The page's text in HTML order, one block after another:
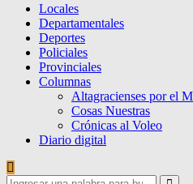
Locales
Departamentales
Deportes
Policiales
Provinciales
Columnas
Altagracienses por el
Cosas Nuestras
Crónicas al Voleo
Diario digital
Search